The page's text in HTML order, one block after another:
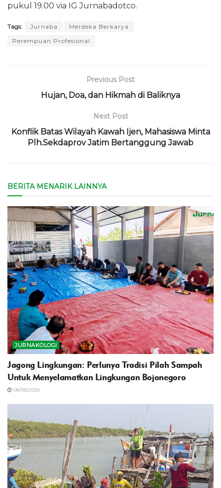
pukul 19.00 via IG Jurnabadotco.
Tags: Jurnaba
Merdeka Berkarya
Perempuan Profesional
Previous Post
Hujan, Doa, dan Hikmah di Baliknya
Next Post
Konflik Batas Wilayah Kawah Ijen, Mahasiswa Minta
Plh.Sekdaprov Jatim Bertanggung Jawab
BERITA MENARIK LAINNYA
JURNAKOLOGI
Jagong Lingkungan: Perlunya Tradisi Pilah Sampah
Untuk Menyelamatkan Lingkungan Bojonegoro
08/08/2026